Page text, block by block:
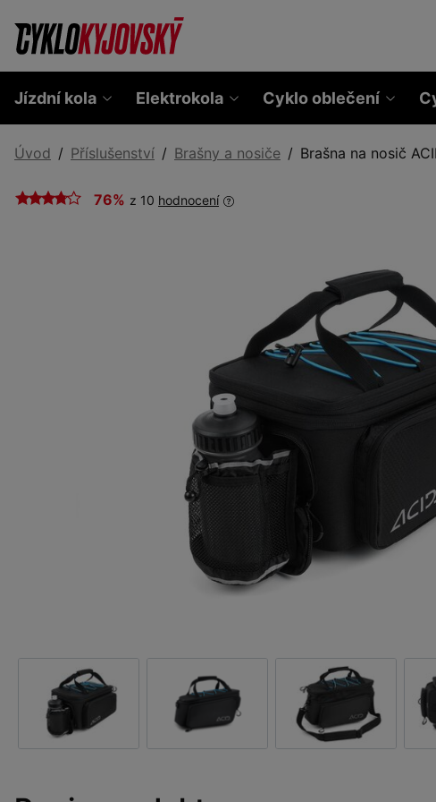
Jízdní kola Elektrokola Cyklo oblečení
Úvod Příslušenství Brašny a nosiče Brašna na nosič
76% z 10 hodnocení